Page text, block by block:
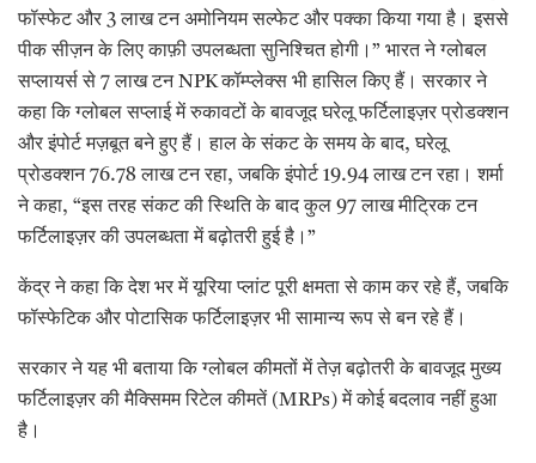
फॉस्फेट और 3 लाख टन अमोनियम सल्फेट और पक्का किया गया है। इससे
पीक सीज़न के लिए काफ़ी उपलब्धता सुनिश्चित होगी।” भारत ने ग्लोबल
सप्लायर्स से 7 लाख टन NPK कॉम्प्लेक्स भी हासिल किए हैं। सरकार ने
कहा कि ग्लोबल सप्लाई में रुकावटों के बावजूद घरेलू फर्टिलाइज़र प्रोडक्शन
और इंपोर्ट मज़बूत बने हुए हैं। हाल के संकट के समय के बाद, घरेलू
प्रोडक्शन 76.78 लाख टन रहा, जबकि इंपोर्ट 19.94 लाख टन रहा। शर्मा
ने कहा, “इस तरह संकट की स्थिति के बाद कुल 97 लाख मीट्रिक टन
फर्टिलाइज़र की उपलब्धता में बढ़ोतरी हुई है।”
केंद्र ने कहा कि देश भर में यूरिया प्लांट पूरी क्षमता से काम कर रहे हैं, जबकि
फॉस्फेटिक और पोटासिक फर्टिलाइज़र भी सामान्य रूप से बन रहे हैं।
सरकार ने यह भी बताया कि ग्लोबल कीमतों में तेज़ बढ़ोतरी के बावजूद मुख्य
फर्टिलाइज़र की मैक्सिमम रिटेल कीमतें (MRPs) में कोई बदलाव नहीं हुआ
है।